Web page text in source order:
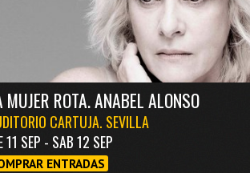
MUJER ROTA. ANABEL ALONSO
CARTUJA. SEVILLA
11 SEP - SAB 12 SEP
ENTRADAS